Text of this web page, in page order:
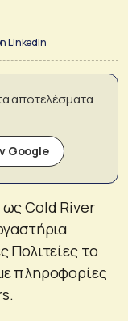
LinkedIn
αποτελέσματα
Google
Cold River
Πολιτείες το
πληροφορίες